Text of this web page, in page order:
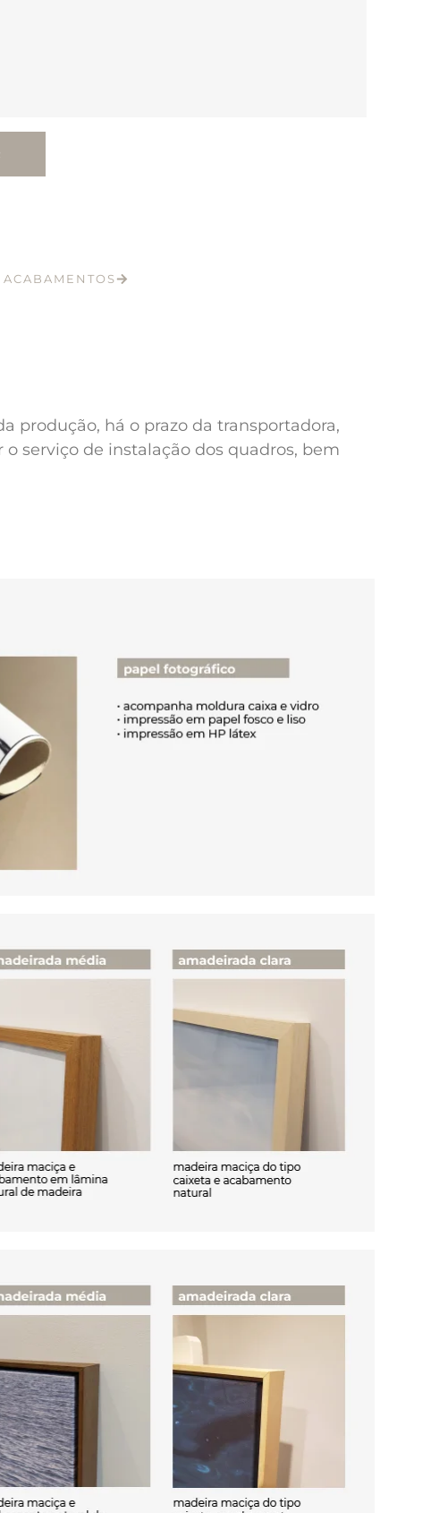
produção, há o prazo da transportadora,
serviço de instalação dos quadros, bem